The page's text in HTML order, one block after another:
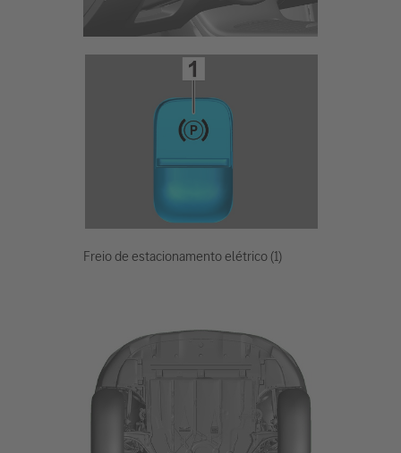
Freio de estacionamento elétrico (1)